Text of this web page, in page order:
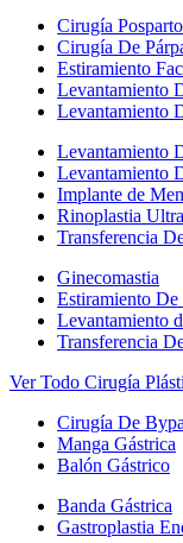
Cirugía Posparto
Cirugía De
Estiramiento
Levantamiento
Levantamiento
Levantamiento
Levantamiento
Implante de
Rinoplastia
Transferencia
Ginecomastia
Estiramiento
Levantamiento
Transferencia
Ver Todo Cirugía
Cirugía De
Manga Gástrica
Balón Gástrico
Banda Gástrica
Gastroplastia